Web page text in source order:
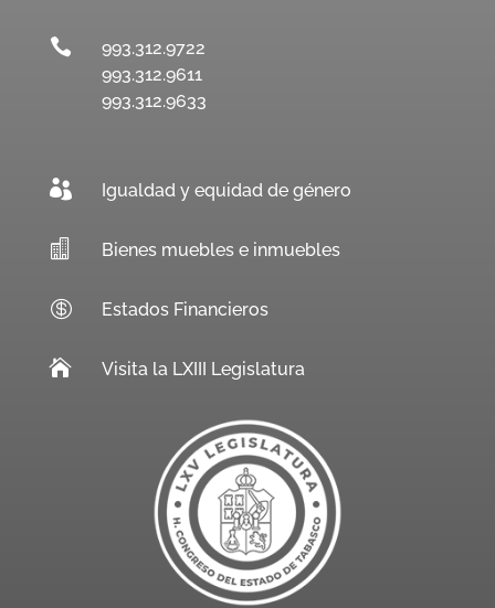

993.312.9722
993.312.9611
993.312.9633
 Igualdad y equidad de género
 Bienes muebles e inmuebles
 Estados Financieros
 Visita la LXIII Legislatura